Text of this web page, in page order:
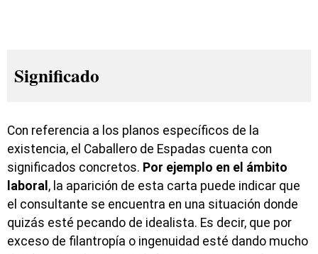
Significado
Con referencia a los planos específicos de la
existencia, el Caballero de Espadas cuenta con
significados concretos. Por ejemplo en el ámbito
laboral , la aparición de esta carta puede indicar que
el consultante se encuentra en una situación donde
quizás esté pecando de idealista. Es decir, que por
exceso de filantropía o ingenuidad esté dando mucho